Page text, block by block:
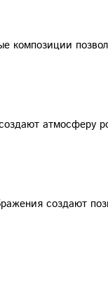
композиции
атмосферу
создают